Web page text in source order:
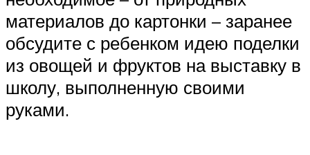
материалов до картонки – заранее
обсудите с ребенком идею поделки
из овощей и фруктов на выставку в
школу, выполненную своими
руками.